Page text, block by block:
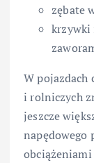
zębate
krzywki
W pojazdach
i rolniczych
jeszcze
napędowego